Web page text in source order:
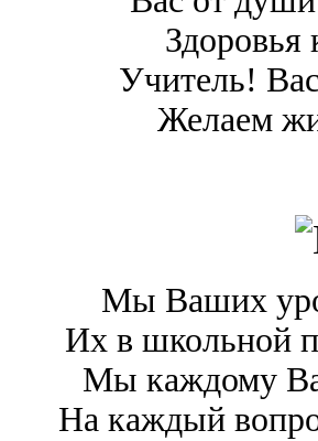
Здоровья
Учитель!
Желаем
Мы Ваших
Их в школьной
Мы каждому
На каждый